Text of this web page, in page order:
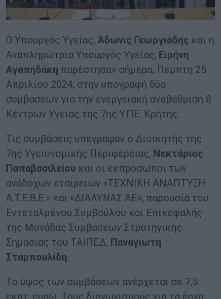
Ο Υπουργός Υγείας, Άδωνις Γεωργιάδης και η
Αναπληρώτρια Υπουργός Υγείας, Ειρήνη
Αγαπηδάκη παρέστησαν σήμερα, Πέμπτη 25
Απριλίου 2024, στην υπογραφή δύο
συμβάσεων για την ενεργειακή αναβάθμιση 8
Κέντρων Υγείας της 7ης Υ.ΠΕ. Κρήτης.
Τις συμβάσεις υπέγραψαν ο Διοικητής της
7ης Υγειονομικής Περιφέρειας, Νεκτάριος
Παπαβασιλείου και οι εκπρόσωποι των
ανάδοχων εταιρειών «ΤΕΧΝΙΚΗ ΑΝΑΠΤΥΞΗ
Α.Τ.Ε.Β.Ε.» και «ΔΙΑΛΥΝΑΣ ΑΕ», παρουσία του
Εντεταλμένου Συμβούλου και Επικεφαλής
της Μονάδας Συμβάσεων Στρατηγικής
Σημασίας του ΤΑΙΠΕΔ, Παναγιώτη
Σταμπουλίδη.
Το ύψος των συμβάσεων ανέρχεται σε 7,5